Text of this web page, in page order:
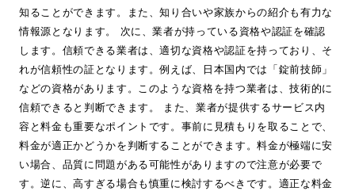
知ることができます。また、知り合いや家族からの紹介も有力な
情報源となります。 次に、業者が持っている資格や認証を確認
します。信頼できる業者は、適切な資格や認証を持っており、そ
れが信頼性の証となります。例えば、日本国内では「錠前技師」
などの資格があります。このような資格を持つ業者は、技術的に
信頼できると判断できます。 また、業者が提供するサービス内
容と料金も重要なポイントです。事前に見積もりを取ることで、
料金が適正かどうかを判断することができます。料金が極端に安
い場合、品質に問題がある可能性がありますので注意が必要で
す。逆に、高すぎる場合も慎重に検討するべきです。適正な料金